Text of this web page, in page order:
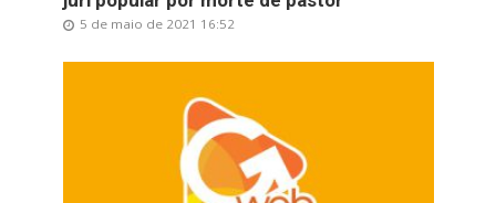
5 de maio de 2021 16:52